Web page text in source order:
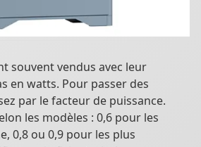
souvent vendus avec leur
en watts. Pour passer des
par le facteur de puissance.
les modèles : 0,6 pour les
0,8 ou 0,9 pour les plus